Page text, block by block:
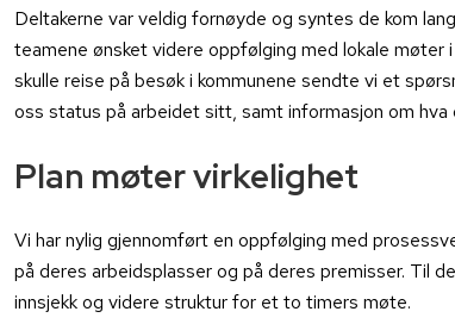
Deltakerne var veldig fornøyde og syntes de kom
teamene ønsket videre oppfølging med lokale
skulle reise på besøk i kommunene sendte vi et
oss status på arbeidet sitt, samt informasjon om hva
Plan møter virkelighet
Vi har nylig gjennomført en oppfølging med
på deres arbeidsplasser og på deres premisser. Til
innsjekk og videre struktur for et to timers møte.